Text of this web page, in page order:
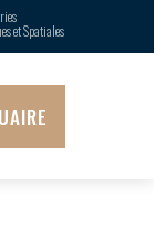
et Spatiales